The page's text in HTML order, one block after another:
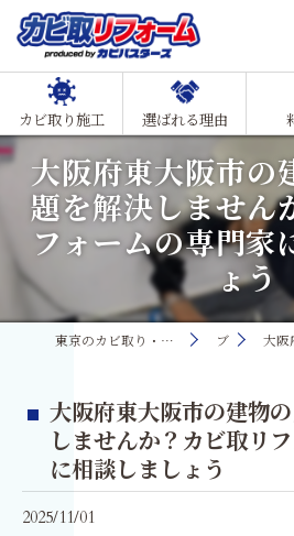
カビ取り施工 選ばれる理由
大阪府東大阪市の
題を解決しません
フォームの専門家
ょう
東京のカビ取り・カビ対策ならMIST工法®カビ取リフォーム ブログ 大阪府東大阪
大阪府東大阪市の建物
しませんか？カビ取リ
に相談しましょう
2025/11/01